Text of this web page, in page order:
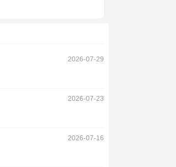
2026-07-29
2026-07-23
2026-07-16